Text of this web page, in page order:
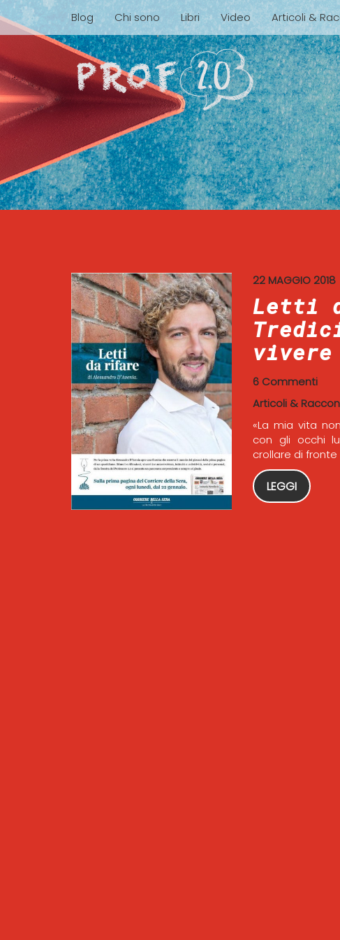
Blog Chi sono Libri Video Articoli &
22 MAGGIO 2018
Letti
vivere
6 Commenti
Articoli &
«La mia vita
con gli occhi
crollare di
LEGGI